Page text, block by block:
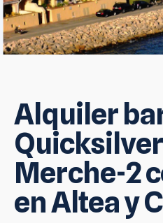
Alquiler
Merche-2
en Altea y